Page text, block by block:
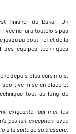
finisher du Dakar. Un
ne lui a toutefois pas
jusqu’au bout, reflet de la
des équipes techniques
depuis plusieurs mois,
sportive mise en place et
tout au long de
exigeante, qui met les
pas fait exception, avec
à la suite de sa blessure.